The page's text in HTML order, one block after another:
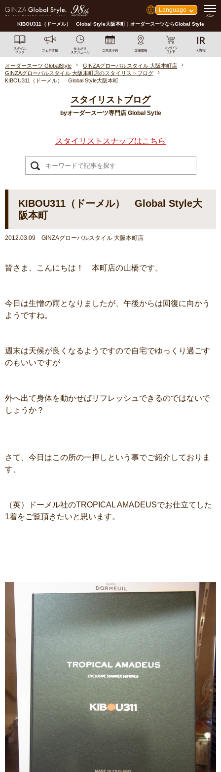
Language
KIBOU311（ドーメル） Global Style大阪本町｜オーダースーツならGlobal Style
オーダースーツ GlobalStyle
GINZAグローバルスタイル 大阪本町店
GINZAグローバルスタイル 大阪本町店のスタイリストブログ
KIBOU311（ドーメル） Global Style大阪本町
スタイリストブログ
byオーダースーツ専門店 Global Sytle
スタイリストスナップはこちら
KIBOU311（ドーメル） Global Style大
阪本町
2012.03.09 GINZAグローバルスタイル 大阪本町店
皆さま、こんにちは！ 本町店の山橋です。
今日は生憎の雨となりましたが、午後からは回復に向かう
ようですね。
週末は天候が良くなるようですので自宅でゆっくり過ごす
のもいいですが
外へ出て身体を動かせばリフレッシュできるのではないで
しょうか？
さて、今日はこの所の一押しという事でご紹介しておりま
す、
（英）ドーメル社のTROPICAL AMADEUSでお仕立てした
1着をご覧頂きたいと思います。